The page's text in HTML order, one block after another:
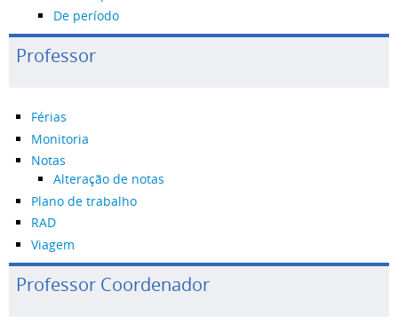
De período
Professor
Férias
Monitoria
Notas
Alteração de notas
Plano de trabalho
RAD
Viagem
Professor Coordenador